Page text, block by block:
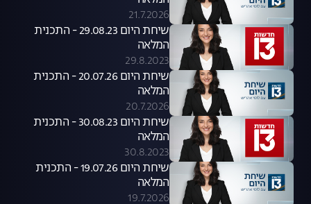
21.7.2026
שיחת היום 29.08.23 - התכנית
המלאה
29.8.2023
שיחת היום 20.07.26 - התכנית
המלאה
20.7.2026
שיחת היום 30.08.23 - התכנית
המלאה
30.8.2023
שיחת היום 19.07.26 - התכנית
המלאה
19.7.2026